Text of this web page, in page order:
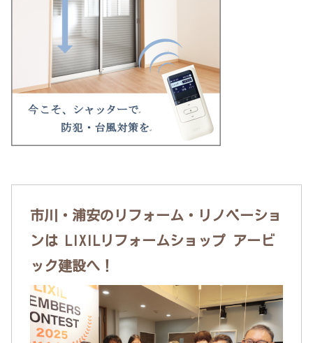
市川・浦安のリフォーム・リノベーショ
ンは LIXILリフォームショップ アービ
ック建設へ！